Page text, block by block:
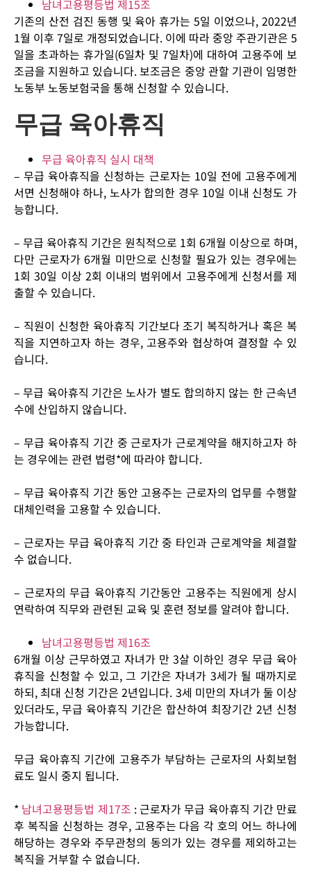
남녀고용평등법 제15조
기존의 산전 검진 동행 및 육아 휴가는 5일 이었으나, 2022년
1월 이후 7일로 개정되었습니다. 이에 따라 중앙 주관기관은 5
일을 초과하는 휴가일(6일차 및 7일차)에 대하여 고용주에 보
조금을 지원하고 있습니다. 보조금은 중앙 관할 기관이 임명한
노동부 노동보험국을 통해 신청할 수 있습니다.
무급 육아휴직
무급 육아휴직 실시 대책
– 무급 육아휴직을 신청하는 근로자는 10일 전에 고용주에게
서면 신청해야 하나, 노사가 합의한 경우 10일 이내 신청도 가
능합니다.
– 무급 육아휴직 기간은 원칙적으로 1회 6개월 이상으로 하며,
다만 근로자가 6개월 미만으로 신청할 필요가 있는 경우에는
1회 30일 이상 2회 이내의 범위에서 고용주에게 신청서를 제
출할 수 있습니다.
– 직원이 신청한 육아휴직 기간보다 조기 복직하거나 혹은 복
직을 지연하고자 하는 경우, 고용주와 협상하여 결정할 수 있
습니다.
– 무급 육아휴직 기간은 노사가 별도 합의하지 않는 한 근속년
수에 산입하지 않습니다.
– 무급 육아휴직 기간 중 근로자가 근로계약을 해지하고자 하
는 경우에는 관련 법령*에 따라야 합니다.
– 무급 육아휴직 기간 동안 고용주는 근로자의 업무를 수행할
대체인력을 고용할 수 있습니다.
– 근로자는 무급 육아휴직 기간 중 타인과 근로계약을 체결할
수 없습니다.
– 근로자의 무급 육아휴직 기간동안 고용주는 직원에게 상시
연락하여 직무와 관련된 교육 및 훈련 정보를 알려야 합니다.
남녀고용평등법 제16조
6개월 이상 근무하였고 자녀가 만 3살 이하인 경우 무급 육아
휴직을 신청할 수 있고, 그 기간은 자녀가 3세가 될 때까지로
하되, 최대 신청 기간은 2년입니다. 3세 미만의 자녀가 둘 이상
있더라도, 무급 육아휴직 기간은 합산하여 최장기간 2년 신청
가능합니다.
무급 육아휴직 기간에 고용주가 부담하는 근로자의 사회보험
료도 일시 중지 됩니다.
* 남녀고용평등법 제17조 : 근로자가 무급 육아휴직 기간 만료
후 복직을 신청하는 경우, 고용주는 다음 각 호의 어느 하나에
해당하는 경우와 주무관청의 동의가 있는 경우를 제외하고는
복직을 거부할 수 없습니다.